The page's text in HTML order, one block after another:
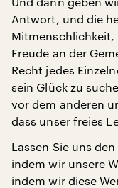
Antwort, und die
Mitmenschlichkeit,
Freude an der
Recht jedes
sein Glück zu
vor dem anderen
dass unser freies
Lassen Sie uns
indem wir unsere
indem wir diese